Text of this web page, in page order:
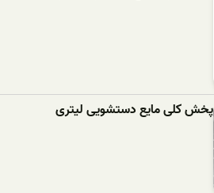
پخش کلی مایع دستشویی لیتری